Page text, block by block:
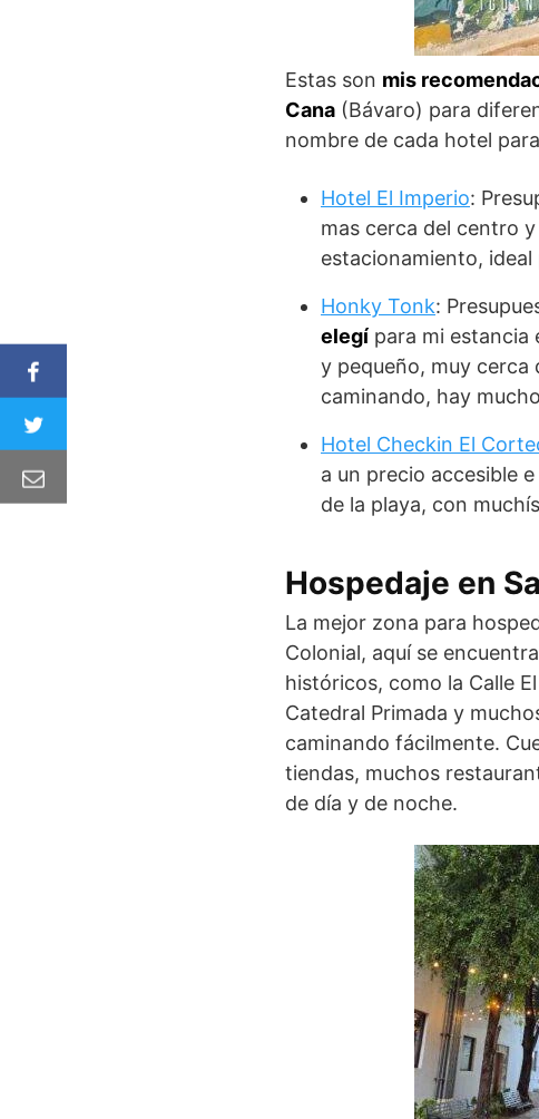
Estas son mis
Cana (Bávaro) para
nombre de cada hotel
Hotel El Imperio:
mas cerca del centro
estacionamiento,
Honky Tonk:
elegí para mi estancia
y pequeño, muy cerca
caminando, hay
Hotel Checkin El
a un precio accesible
de la playa, con
Hospedaje en
La mejor zona para
Colonial, aquí se
históricos, como la Calle
Catedral Primada y
caminando fácilmente.
tiendas, muchos
de día y de noche.